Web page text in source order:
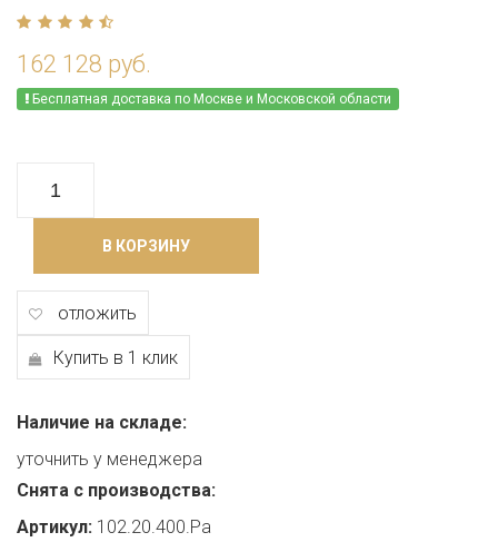
162 128 руб.
Бесплатная доставка по Москве и Московской области
В КОРЗИНУ
отложить
Купить в 1 клик
Наличие на складе:
уточнить у менеджера
Снята с производства:
Артикул: 102.20.400.Pa